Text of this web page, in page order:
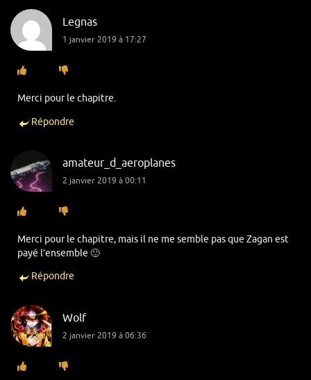
Legnas
1 janvier 2019 à 17:27
Merci pour le chapitre.
Répondre
amateur_d_aeroplanes
2 janvier 2019 à 00:11
Merci pour le chapitre, mais il ne me semble pas que Zagan est
payé l’ensemble 🙂
Répondre
Wolf
2 janvier 2019 à 06:36